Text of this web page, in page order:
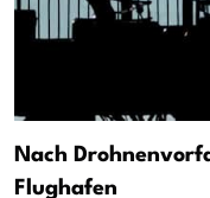
Nach
Flughafen